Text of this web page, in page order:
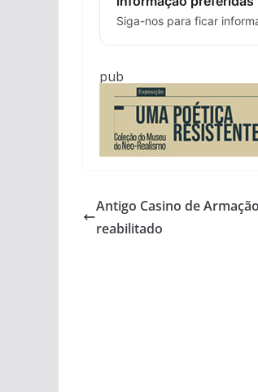
Siga-nos para ficar
pub
Antigo Casino de
reabilitado